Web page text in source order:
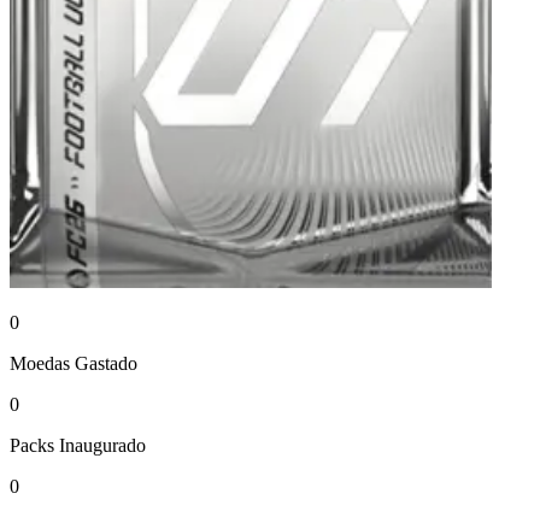
0
Moedas Gastado
0
Packs Inaugurado
0